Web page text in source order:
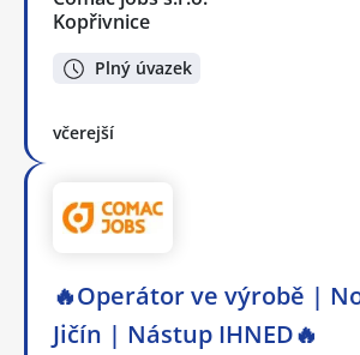
Kopřivnice
Plný úvazek
včerejší
🔥Operátor ve výrobě |
Jičín | Nástup IHNED🔥